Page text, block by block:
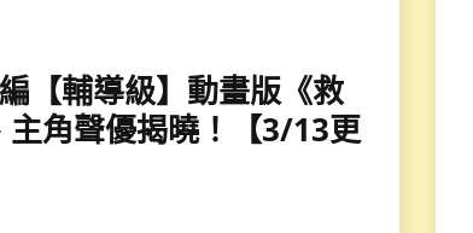
【輔導級】動畫版《救
角聲優揭曉！【3/13更